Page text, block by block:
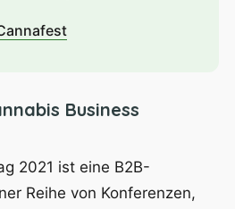
Business
2021 ist eine B2B-
Reihe von Konferenzen,